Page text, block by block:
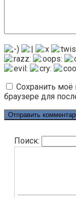
Сохранить моё
браузере для
Поиск: